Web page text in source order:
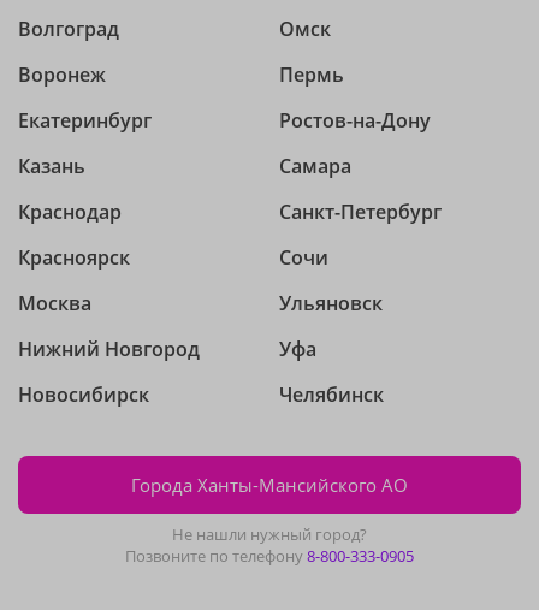
Волгоград
Воронеж
Екатеринбург
Казань
Краснодар
Красноярск
Москва
Нижний Новгород
Новосибирск
Омск
Пермь
Ростов-на-Дону
Самара
Санкт-Петербург
Сочи
Ульяновск
Уфа
Челябинск
Города Ханты-Мансийского АО
Не нашли нужный город?
Позвоните по телефону8-800-333-0905